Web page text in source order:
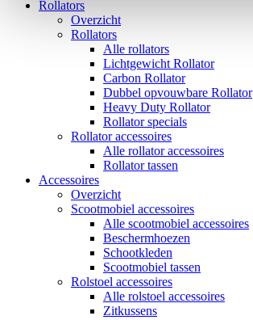
Rollators
Overzicht
Rollators
Alle rollators
Lichtgewicht Rollator
Carbon Rollator
Dubbel opvouwbare Rollator
Heavy Duty Rollator
Rollator specials
Rollator accessoires
Alle rollator accessoires
Rollator tassen
Accessoires
Overzicht
Scootmobiel accessoires
Alle scootmobiel accessoires
Beschermhoezen
Schootkleden
Scootmobiel tassen
Rolstoel accessoires
Alle rolstoel accessoires
Zitkussens